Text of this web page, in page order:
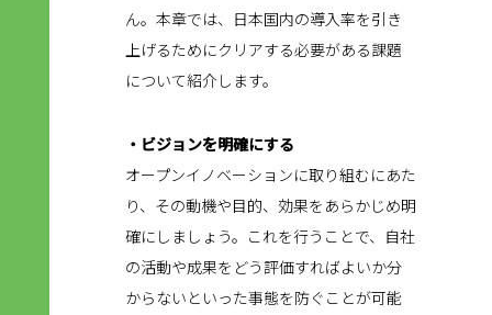
ん。本章では、日本国内の導入率を引き
上げるためにクリアする必要がある課題
について紹介します。
・ビジョンを明確にする
オープンイノベーションに取り組むにあた
り、その動機や目的、効果をあらかじめ明
確にしましょう。これを行うことで、自社
の活動や成果をどう評価すればよいか分
からないといった事態を防ぐことが可能